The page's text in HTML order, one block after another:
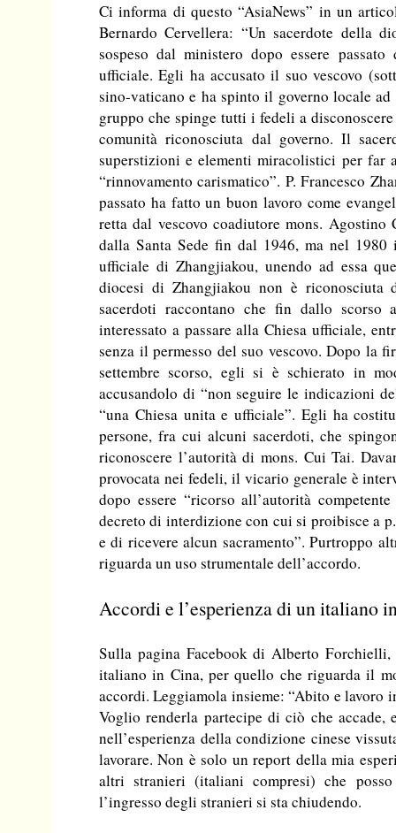
Ci informa di questo “AsiaNews” in un
Bernardo Cervellera: “Un sacerdote della
sospeso dal ministero dopo essere
ufficiale. Egli ha accusato il suo vescovo
sino-vaticano e ha spinto il governo locale
gruppo che spinge tutti i fedeli a
comunità riconosciuta dal governo. Il
superstizioni e elementi miracolistici per far
“rinnovamento carismatico”. P. Francesco
passato ha fatto un buon lavoro come
retta dal vescovo coadiutore mons.
dalla Santa Sede fin dal 1946, ma nel
ufficiale di Zhangjiakou, unendo ad essa
diocesi di Zhangjiakou non è riconosciuta
sacerdoti raccontano che fin dallo
interessato a passare alla Chiesa ufficiale,
senza il permesso del suo vescovo. Dopo la
settembre scorso, egli si è schierato in
accusandolo di “non seguire le indicazioni
“una Chiesa unita e ufficiale”. Egli ha
persone, fra cui alcuni sacerdoti, che
riconoscere l’autorità di mons. Cui Tai.
provocata nei fedeli, il vicario generale è
dopo essere “ricorso all’autorità
decreto di interdizione con cui si proibisce a
e di ricevere alcun sacramento”. Purtroppo
riguarda un uso strumentale dell’accordo.
Accordi e l’esperienza di un italiano
Sulla pagina Facebook di Alberto
italiano in Cina, per quello che riguarda il
accordi. Leggiamola insieme: “Abito e lavoro
Voglio renderla partecipe di ciò che accade,
nell’esperienza della condizione cinese
lavorare. Non è solo un report della mia
altri stranieri (italiani compresi) che
l’ingresso degli stranieri si sta chiudendo.